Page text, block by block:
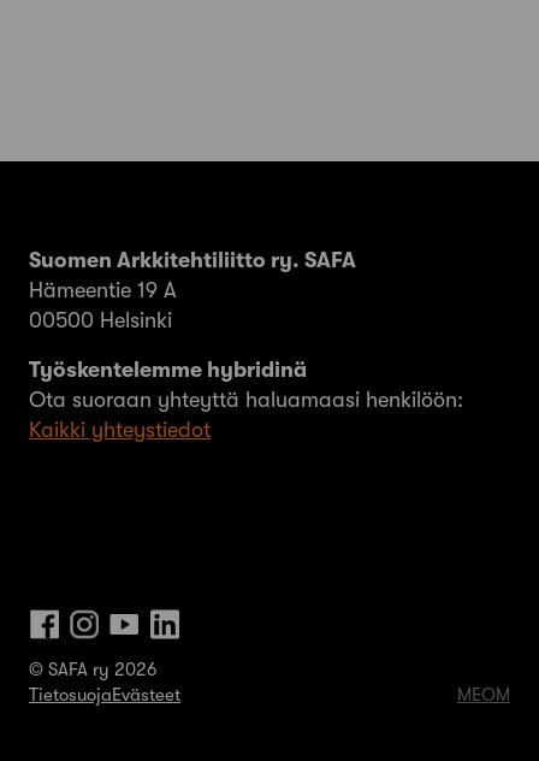
Suomen Arkkitehtiliitto ry. SAFA
Hämeentie 19 A
00500 Helsinki
Työskentelemme hybridinä
Ota suoraan yhteyttä haluamaasi henkilöön:
Kaikki yhteystiedot
© SAFA ry 2026
TietosuojaEvästeet MEOM